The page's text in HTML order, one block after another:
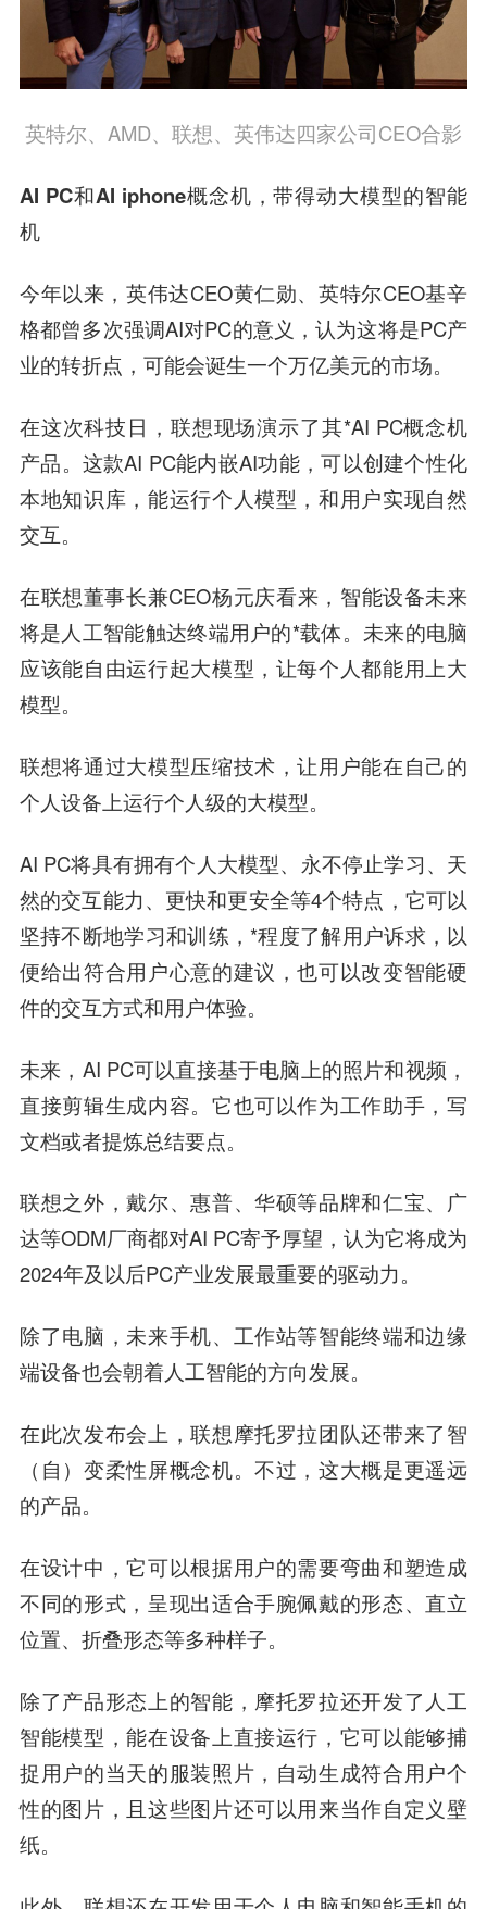
英特尔、AMD、联想、英伟达四家公司CEO合影
AI PC和AI iphone概念机，带得动大模型的智能
机
今年以来，英伟达CEO黄仁勋、英特尔CEO基辛
格都曾多次强调AI对PC的意义，认为这将是PC产
业的转折点，可能会诞生一个万亿美元的市场。
在这次科技日，联想现场演示了其*AI PC概念机
产品。这款AI PC能内嵌AI功能，可以创建个性化
本地知识库，能运行个人模型，和用户实现自然
交互。
在联想董事长兼CEO杨元庆看来，智能设备未来
将是人工智能触达终端用户的*载体。未来的电脑
应该能自由运行起大模型，让每个人都能用上大
模型。
联想将通过大模型压缩技术，让用户能在自己的
个人设备上运行个人级的大模型。
AI PC将具有拥有个人大模型、永不停止学习、天
然的交互能力、更快和更安全等4个特点，它可以
坚持不断地学习和训练，*程度了解用户诉求，以
便给出符合用户心意的建议，也可以改变智能硬
件的交互方式和用户体验。
未来，AI PC可以直接基于电脑上的照片和视频，
直接剪辑生成内容。它也可以作为工作助手，写
文档或者提炼总结要点。
联想之外，戴尔、惠普、华硕等品牌和仁宝、广
达等ODM厂商都对AI PC寄予厚望，认为它将成为
2024年及以后PC产业发展最重要的驱动力。
除了电脑，未来手机、工作站等智能终端和边缘
端设备也会朝着人工智能的方向发展。
在此次发布会上，联想摩托罗拉团队还带来了智
（自）变柔性屏概念机。不过，这大概是更遥远
的产品。
在设计中，它可以根据用户的需要弯曲和塑造成
不同的形式，呈现出适合手腕佩戴的形态、直立
位置、折叠形态等多种样子。
除了产品形态上的智能，摩托罗拉还开发了人工
智能模型，能在设备上直接运行，它可以能够捕
捉用户的当天的服装照片，自动生成符合用户个
性的图片，且这些图片还可以用来当作自定义壁
纸。